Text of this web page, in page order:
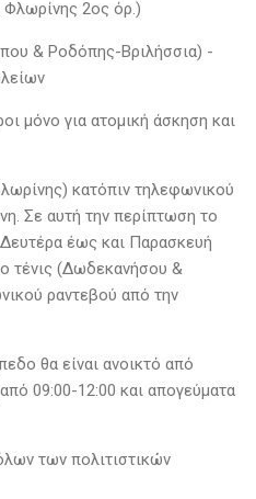
2ος όρ.)
& Ροδόπης-Βριλήσσια) -
μόνο για ατομική άσκηση και
κατόπιν τηλεφωνικού
Σε αυτή την περίπτωση το
έως και Παρασκευή
τένις (Δωδεκανήσου &
ραντεβού από την
θα είναι ανοικτό από
09:00-12:00 και απογεύματα
των πολιτιστικών